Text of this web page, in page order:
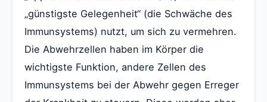
„günstigste Gelegenheit“ (die Schwäche des
Immunsystems) nutzt, um sich zu vermehren.
Die Abwehrzellen haben im Körper die
wichtigste Funktion, andere Zellen des
Immunsystems bei der Abwehr gegen Erreger